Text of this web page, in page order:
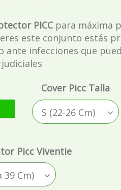
PICCpara máxima
este conjunto estás
ante infecciones que
Libertad
Verde Esperanza
Cover Picc Talla
Picc Viventie